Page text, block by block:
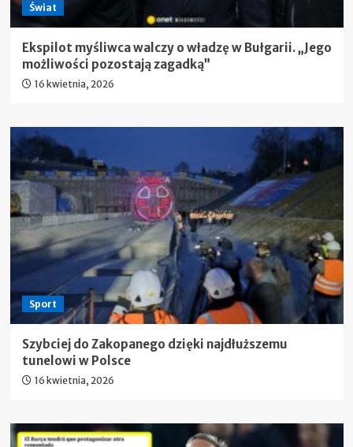
Świat
Ekspilot myśliwca walczy o władzę w Bułgarii. „Jego
możliwości pozostają zagadką”
16 kwietnia, 2026
Sport
Szybciej do Zakopanego dzięki najdłuższemu
tunelowi w Polsce
16 kwietnia, 2026